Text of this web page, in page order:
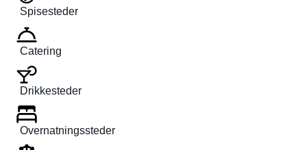
Spisesteder
Catering
Drikkesteder
Overnatningssteder